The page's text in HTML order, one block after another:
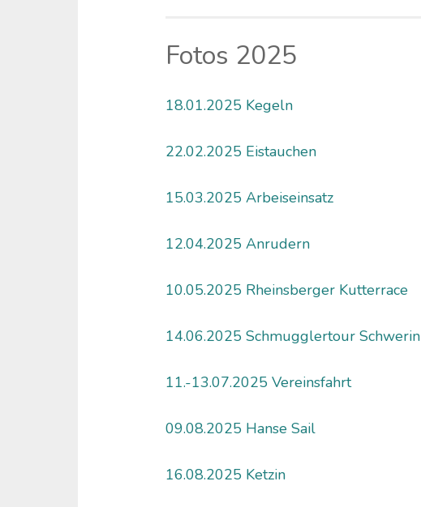
Fotos 2025
18.01.2025 Kegeln
22.02.2025 Eistauchen
15.03.2025 Arbeiseinsatz
12.04.2025 Anrudern
10.05.2025 Rheinsberger Kutterrace
14.06.2025 Schmugglertour Schwerin
11.-13.07.2025 Vereinsfahrt
09.08.2025 Hanse Sail
16.08.2025 Ketzin